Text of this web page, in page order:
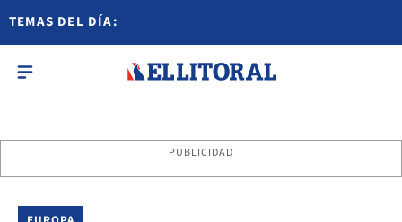
TEMAS DEL DÍA:
PUBLICIDAD